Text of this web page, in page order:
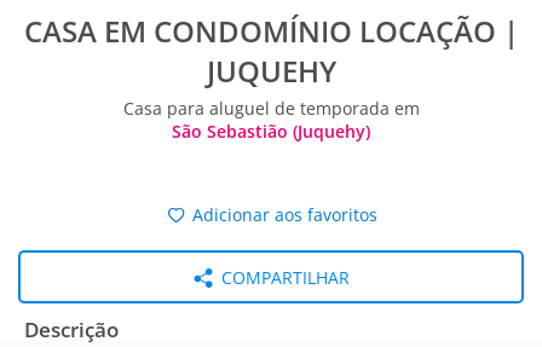
CASA EM CONDOMÍNIO LOCAÇÃO |
JUQUEHY
Casa para aluguel de temporada em
São Sebastião (Juquehy)
Adicionar aos favoritos
COMPARTILHAR
Descrição